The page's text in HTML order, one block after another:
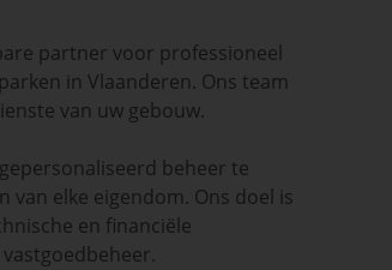
partner voor professioneel
in Vlaanderen. Ons team
van uw gebouw.
beheer te
van elke eigendom. Ons doel is
en financiële